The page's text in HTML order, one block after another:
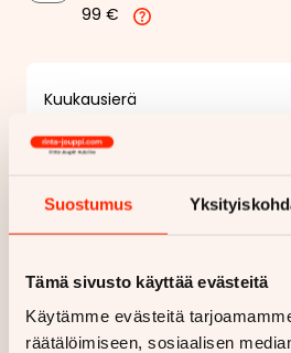
Suostumus
Tämä sivusto käyttää evästeitä
Käytämme evästeitä
räätälöimiseen, sosiaalisen
99 €
Kuukausierä
Näytähintaerittely
Haluan myös tarjouksen
Rahoituslaskelma on suuntaa
luottopäätöksen ja